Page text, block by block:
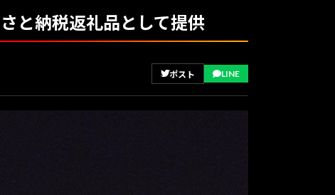
と納税返礼品として提供
ポスト LINE